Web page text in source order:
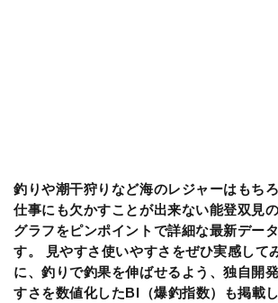
釣りや潮干狩りなど海のレジャーはもち
仕事にも欠かすことが出来ない能登双見
グラフをピンポイントで詳細な最新デー
す。 見やすさ使いやすさをぜひ実感して
に、釣りで釣果を伸ばせるよう、独自開
すさを数値化したBI（爆釣指数）も掲載